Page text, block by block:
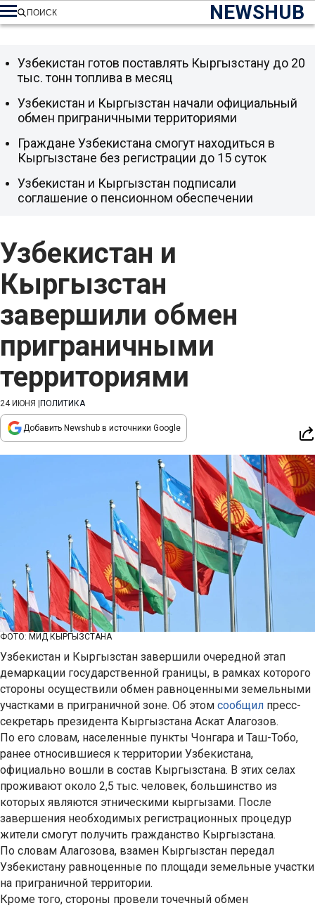
NEWSHUB
ПОИСК
Узбекистан и
Кыргызстан
завершили обмен
приграничными
территориями
24 ИЮНЯ ПОЛИТИКА
Добавить Newshub в источники Google
ФОТО: МИД КЫРГЫЗСТАНА
Узбекистан и Кыргызстан завершили очередной этап
демаркации государственной границы, в рамках которого
стороны осуществили обмен равноценными земельными
участками в приграничной зоне. Об этом сообщил пресс-
секретарь президента Кыргызстана Аскат Алагозов.
По его словам, населенные пункты Чонгара и Таш-Тобо,
ранее относившиеся к территории Узбекистана,
официально вошли в состав Кыргызстана. В этих селах
проживают около 2,5 тыс. человек, большинство из
которых являются этническими кыргызами. После
завершения необходимых регистрационных процедур
жители смогут получить гражданство Кыргызстана.
По словам Алагозова, взамен Кыргызстан передал
Узбекистану равноценные по площади земельные участки
на приграничной территории.
Кроме того, стороны провели точечный обмен
Узбекистан готов поставлять Кыргызстану до 20
тыс. тонн топлива в месяц
Узбекистан и Кыргызстан начали официальный
обмен приграничными территориями
Граждане Узбекистана смогут находиться в
Кыргызстане без регистрации до 15 суток
Узбекистан и Кыргызстан подписали
соглашение о пенсионном обеспечении